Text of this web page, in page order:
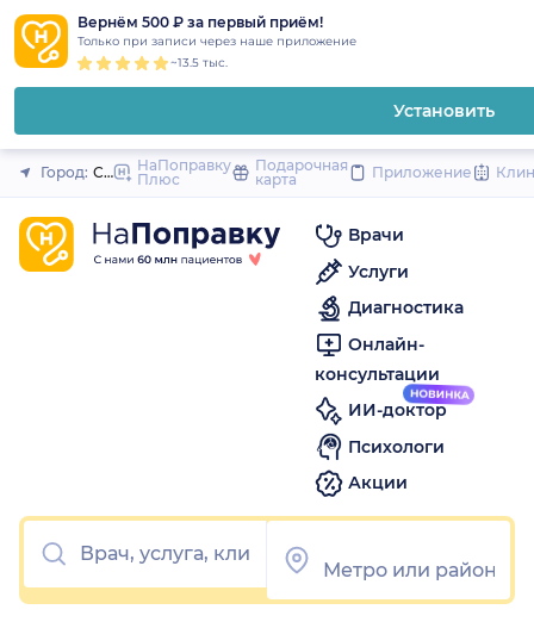
Вернём 500 ₽ за первый приём!
Только при записи через наше приложение
~13.5 тыс.
Установить
Закрыть
Город: Санкт-Петербург
НаПоправку
Плюс
Подарочная
карта
Приложение
Врачи
Услуги
Диагностика
Онлайн-
консультации
ИИ-доктор
Психологи
Акции